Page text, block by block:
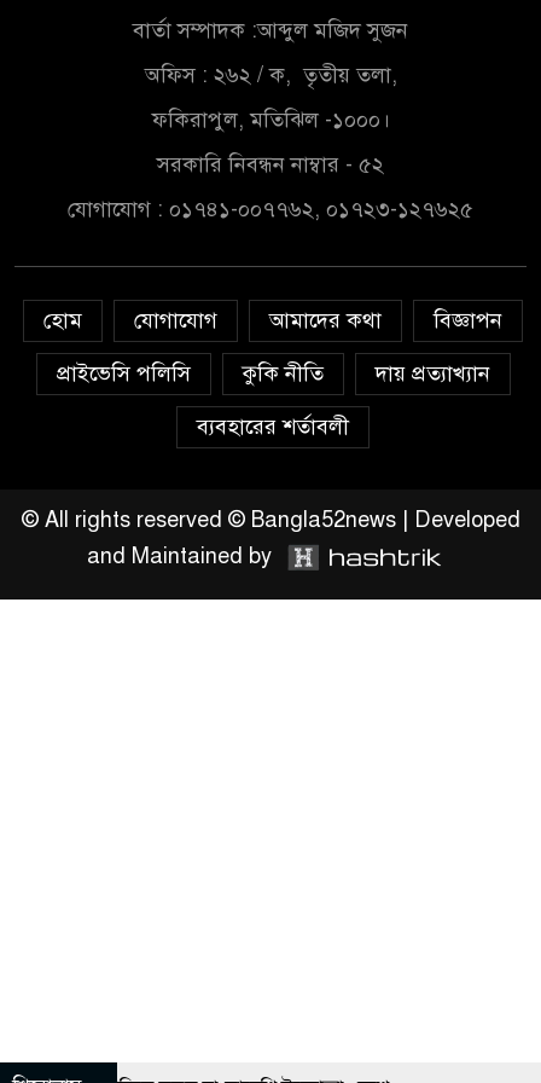
এখনই উপযুক্ত সময়
চাঁদপুরে মাটির নিচে গাঁজার ড্রাম,
মাদক কারবারি আটক
সংশোধনের দাবিতে ফরিদগঞ্জে
অনলাইন জুয়ার অবৈধ লেনদেনে
জড়িয়ে পড়ছে স্থানীয় বিকাশ এজেন্ট;
ক্ষুব্ধ এলাকাবাসী।।
জিয়ানগরের বলেশ্বর নদীতে যৌথ
বার্তা সম্পাদক :আব্দুল মজিদ সুজন
অফিস : ২৬২ / ক, তৃতীয় তলা,
ফকিরাপুল, মতিঝিল -১০০০।
সরকারি নিবন্ধন নাম্বার - ৫২
যোগাযোগ : ০১৭৪১-০০৭৭৬২, ০১৭২৩-১২৭৬২৫
হোম যোগাযোগ আমাদের কথা
বিজ্ঞাপন
প্রাইভেসি পলিসি
কুকি নীতি
দায় প্রত্যাখ্যান
ব্যবহারের শর্তাবলী
© All rights reserved © Bangla52news | Developed
and Maintained by